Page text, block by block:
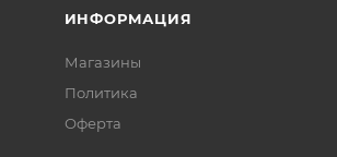
ИНФОРМАЦИЯ
Магазины
Политика
Офертa